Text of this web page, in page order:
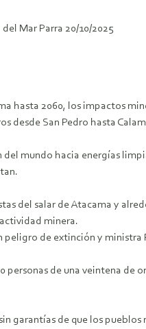
del Mar Parra 20/10/2025
hasta 2060, los impactos
desde San Pedro hasta
mundo hacia energías
del salar de Atacama y
minera.
de extinción y
personas de una veintena
garantías de que los